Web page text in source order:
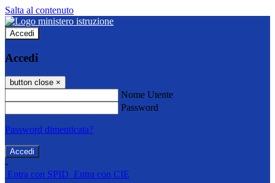
Salta al contenuto
Accedi
Accedi
button close ×
Nome Utente
Password
Password dimenticata?
-
Entra con SPID Entra con CIE